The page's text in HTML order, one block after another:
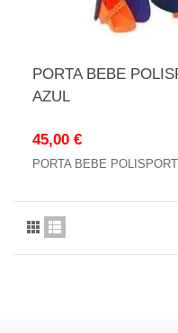
PORTA BEBE
AZUL
45,00 €
PORTA BEBE